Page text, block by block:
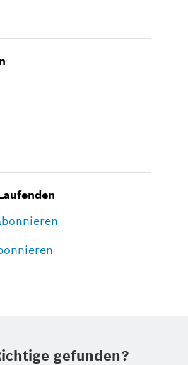
gefunden?